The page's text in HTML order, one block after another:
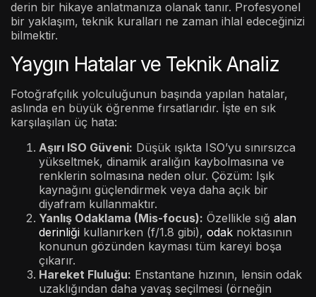
derin bir hikaye anlatmanıza olanak tanır. Profesyonel
bir yaklaşım, teknik kuralları ne zaman ihlal edeceğinizi
bilmektir.
Yaygın Hatalar ve Teknik Analiz
Fotoğrafçılık yolculuğunun başında yapılan hatalar,
aslında en büyük öğrenme fırsatlarıdır. İşte en sık
karşılaşılan üç hata:
Aşırı ISO Güveni: Düşük ışıkta ISO’yu sınırsızca
yükseltmek, dinamik aralığın kaybolmasına ve
renklerin solmasına neden olur. Çözüm: Işık
kaynağını güçlendirmek veya daha açık bir
diyafram kullanmaktır.
Yanlış Odaklama (Mis-focus): Özellikle sığ alan
derinliği kullanırken (f/1.8 gibi), odak noktasının
konunun gözünden kayması tüm kareyi boşa
çıkarır.
Hareket Fluluğu: Enstantane hızının, lensin odak
uzaklığından daha yavaş seçilmesi (örneğin